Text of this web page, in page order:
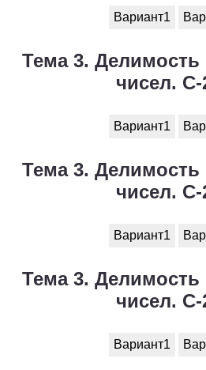
Вариант1
Тема 3.
чисел. С-
Вариант1
Тема 3.
чисел. С-
Вариант1
Тема 3.
чисел. С-
Вариант1